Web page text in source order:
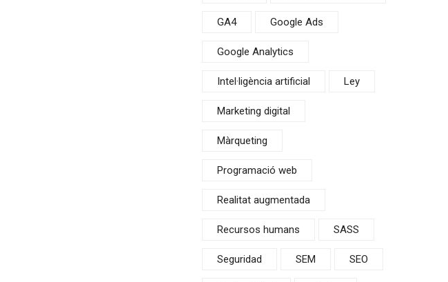
GA4 Google Ads
Google Analytics
Intel·ligència artificial Ley
Marketing digital
Màrqueting
Programació web
Realitat augmentada
Recursos humans SASS
Seguridad SEM SEO